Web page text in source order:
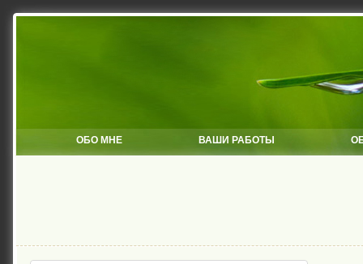
ОБО МНЕ ВАШИ РАБОТЫ